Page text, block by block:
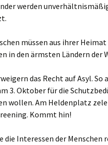
werden
müssen aus ihrer
in den ärmsten Ländern der
das Recht auf Asyl. So
3. Oktober für die
wollen. Am Heldenplatz
Kommt hin!
die Interessen der Menschen